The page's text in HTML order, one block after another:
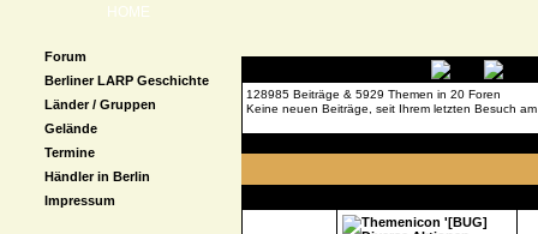
HOME
Forum
Berliner LARP Geschichte
Länder / Gruppen
Gelände
Termine
Händler in Berlin
Impressum
128985 Beiträge & 5929 Themen in 20 Foren
Keine neuen Beiträge, seit Ihrem letzten Besuch